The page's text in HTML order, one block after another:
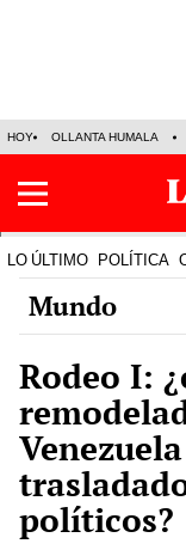
HOY OLLANTA HUMALA
LO ÚLTIMO POLÍTICA
Mundo
Rodeo I:
políticos?